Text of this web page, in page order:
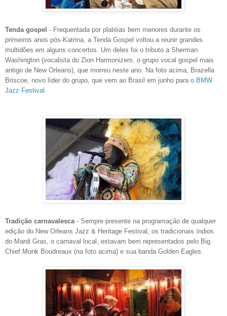
Tenda gospel - Frequentada por platéias bem menores durante os
primeiros anos pós-Katrina, a Tenda Gospel voltou a reunir grandes
multidões em alguns concertos. Um deles foi o tributo a Sherman
Washington (vocalista do Zion Harmonizers, o grupo vocal gospel mais
antigo de New Orleans), que morreu neste ano. Na foto acima, Brazella
Briscoe, novo líder do grupo, que vem ao Brasil em junho para o BMW
Jazz Festival
Tradição carnavalesca - Sempre presente na programação de qualquer
edição do New Orleans Jazz & Heritage Festival, os tradicionais índios
do Mardi Gras, o carnaval local, estavam bem representados pelo Big
Chief Monk Boudreaux (na foto acima) e sua banda Golden Eagles.